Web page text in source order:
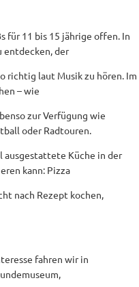
für 11 bis 15 jährige offen. In
entdecken, der
richtig laut Musik zu hören. Im
– wie
zur Verfügung wie
oder Radtouren.
ausgestattete Küche in der
kann: Pizza
nach Rezept kochen,
fahren wir in